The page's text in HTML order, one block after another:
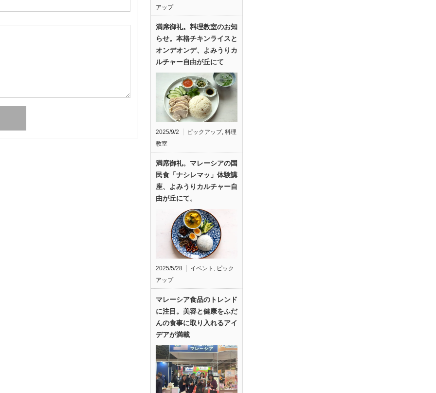
アップ
満席御礼。料理教室のお知
らせ。本格チキンライスと
オンデオンデ、よみうりカ
ルチャー自由が丘にて
2025/9/2 ピックアップ, 料理
教室
満席御礼。マレーシアの国
民食「ナシレマッ」体験講
座、よみうりカルチャー自
由が丘にて。
2025/5/28 イベント , ピック
アップ
マレーシア食品のトレンド
に注目。美容と健康をふだ
んの食事に取り入れるアイ
デアが満載